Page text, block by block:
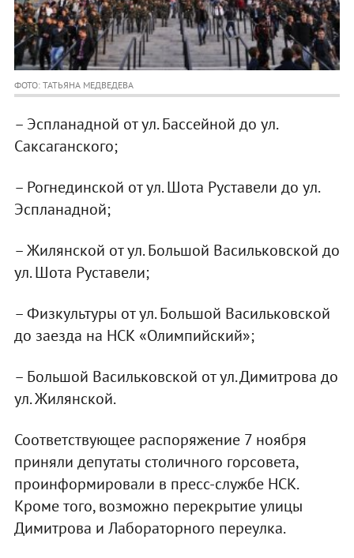
ФОТО: ТАТЬЯНА МЕДВЕДЕВА
– Эспланадной от ул. Бассейной до ул.
Саксаганского;
– Рогнединской от ул. Шота Руставели до ул.
Эспланадной;
– Жилянской от ул. Большой Васильковской до
ул. Шота Руставели;
– Физкультуры от ул. Большой Васильковской
до заезда на НСК «Олимпийский»;
– Большой Васильковской от ул. Димитрова до
ул. Жилянской.
Соответствующее распоряжение 7 ноября
приняли депутаты столичного горсовета,
проинформировали в пресс-службе НСК.
Кроме того, возможно перекрытие улицы
Димитрова и Лабораторного переулка.